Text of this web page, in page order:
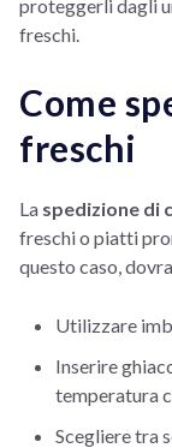
proteggerli dagli
freschi.
Come
freschi
La spedizione di
freschi o piatti
questo caso,
Utilizzare
Inserire
temperatura
Scegliere tra